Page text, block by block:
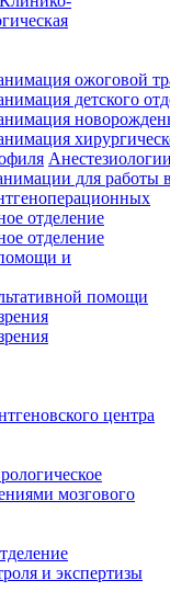
ожоговой
детского
для работы
отделение
отделение
и
помощи
центра
мозгового
и экспертизы